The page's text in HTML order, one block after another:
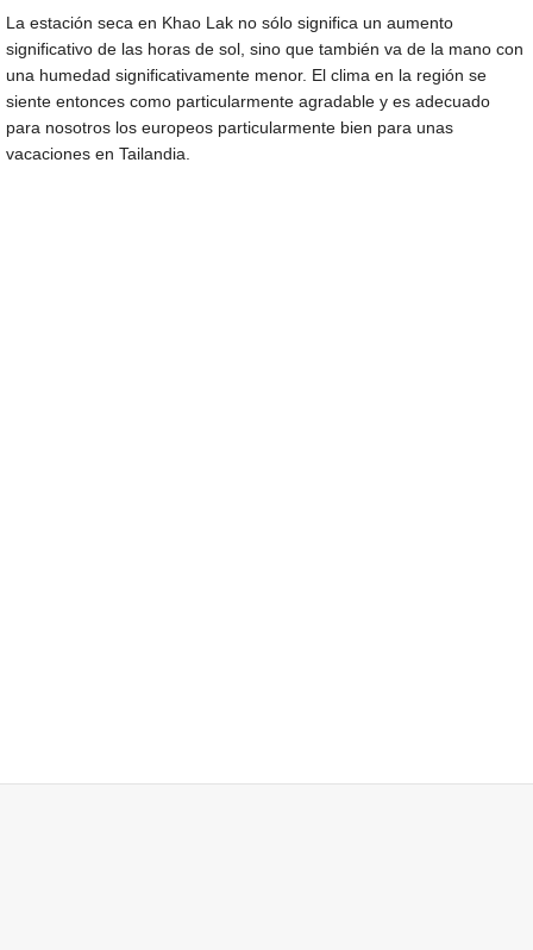
La estación seca en Khao Lak no sólo significa un aumento
significativo de las horas de sol, sino que también va de la mano con
una humedad significativamente menor. El clima en la región se
siente entonces como particularmente agradable y es adecuado
para nosotros los europeos particularmente bien para unas
vacaciones en Tailandia.